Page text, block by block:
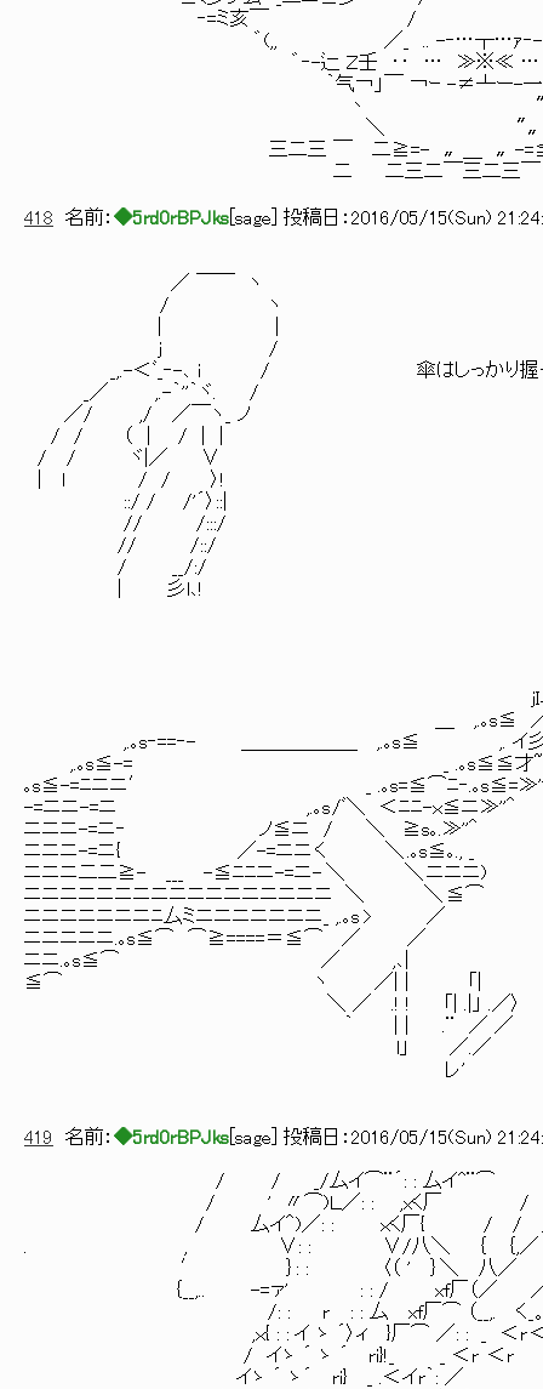
‐=ミ亥￣ / ”
゛(,, ／_ .. -‐…┬…ｧ
゛‐-辷 Ｚ壬 ‥ … ≫※≪ … ‥
｀气￢」￣ ￢ｰ -≠┴ー-一冖
丶 〝〟
＼ 〝〟〝
三二三 ￣ 二≧=- 〟＿ 〟-=≦
二 二三二￣三二三￣
418 名前： ◆5rd0rBPJks sage ] 投稿日： 2016/05/15(Sun)
／ ￣￣ ヽ
/ ヽ
j /
_,.-＜ﾞ_‐-､ i / 傘はしっかり握っ
_／ ,.-｀''｀ヾ. /
／/ ,/ ／￣ヽ_ ノ
/ / （ | / | |
/ / ヾ|／ ∨
| l / / 〉!
::/ / /'´〉::|
// /:::/
// /::/
/ __/:/
| 彡l､!
jI斗=升
＿ ,.｡s≦ ／ニ／
,.｡s‐==‐- ＿＿＿＿＿＿ ,.｡s≦ ,. イ彡イ
,.｡s≦-= _ .｡s≦≦才~ﾆ
｡s≦-=ﾆニニ′ _ .｡s=≦⌒ﾆ‐.｡
-=ニニ-=ニ ,.｡s /ﾞ＼ ＜ﾆﾆ-ｘ≦ニ≫''＾
ニニニ-=ニ‐ ノ≦ニ / ＼ ≧s｡.≫''＾
ニニニ-=ニ{ ／-=ニニ く ＼ .｡s≦｡., _
ニニニ二二≧- ___ -≦ﾆﾆニ-=ニ- ＼ ＼ ニニニ) ノ
ニニニニニニニニニニニニニニニニニ ＼ ＼ ≦⌒
ニニニニニニニﾆ厶ミニニニニニニニ_ ,.｡s
ニニニニニ.｡s≦⌒ ⌒≧====
ニニ.｡s≦⌒ ／ ,
≦⌒ ヽ ／| | 「|
＼ ／ .! ! 「| .|」 .
｀ | | .¨ ／
l」 ／.／ ',
レ' ヾ八
419 名前： ◆5rd0rBPJks sage ] 投稿日： 2016/05/15(Sun)
/ / _/厶イ⌒¨´: : 厶イ^¨⌒
/ ' 〃⌒)Ｌ／: : ,xく厂 / /ア'
/ 厶イ＾)／: : ｘく厂{ /
. , ∨: : ∨/八＼ ｛ ｛,／
′ ｝: : 〈（ ' ｝＼ 八／ ,ゝ
｛__,.. -=ァ' : : / xf厂（／ ／ｱ
/: : r : : 厶 xf厂⌒ （__,. く _。r
,ｘ{ : : イ ゝ ´〉ィ }厂⌒ ／: : _ ＜r
/ イゝ ´ ゝ ´ ri}!_ _ ＜r ＜r
イゝ ´ ゝ´ ri} _ .＜イr｀: ／